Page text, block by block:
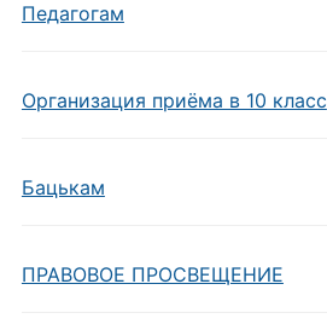
Педагогам
Организация приёма в 10 класс
Бацькам
ПРАВОВОЕ ПРОСВЕЩЕНИЕ